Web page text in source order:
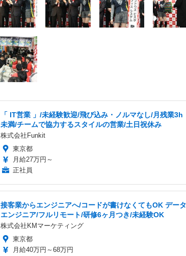
「 IT営業 」/未経験歓迎/飛び込み・ノルマなし/月残業3h
未満/チームで協力するスタイルの営業/土日祝休み
株式会社Funkit
東京都
月給27万円～
正社員
接客業からエンジニアへ/コードが書けなくてもOK データ
エンジニア/フルリモート/研修6ヶ月つき/未経験OK
株式会社KMマーケティング
東京都
月給40万円～68万円